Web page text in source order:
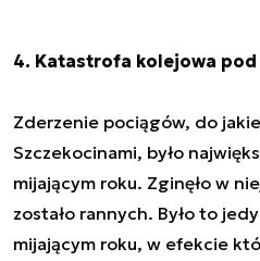
4. Katastrofa kolejowa pod
Zderzenie pociągów, do
Szczekocinami, było
mijającym roku. Zginęło w
zostało rannych. Było to
mijającym roku, w efekcie